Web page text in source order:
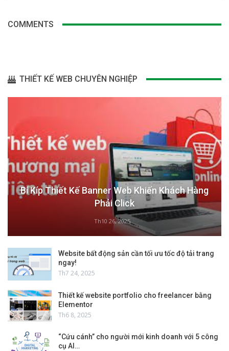
COMMENTS
THIẾT KẾ WEB CHUYÊN NGHIỆP
Bí Kíp Thiết Kế Banner Web Khiến Khách Hàng
Phải Click
Th10 26, 2025
Website bất động sản cần tối ưu tốc độ tải trang
ngay!
Th7 24, 2025
Thiết kế website portfolio cho freelancer bằng
Elementor
Th6 8, 2025
“Cứu cánh” cho người mới kinh doanh với 5 công
cụ AI…